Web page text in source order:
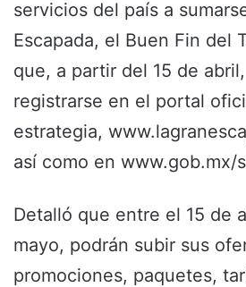
servicios del país a
Escapada, el Buen Fin del
que, a partir del 15 de
registrarse en el portal
estrategia,
así como en www.gob.mx/
Detalló que entre el 15 de
mayo, podrán subir sus
promociones, paquetes,